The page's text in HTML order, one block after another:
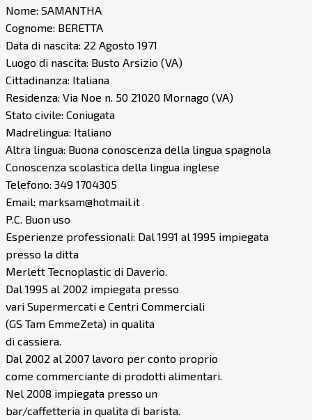
Nome: SAMANTHA
Cognome: BERETTA
Data di nascita: 22 Agosto 1971
Luogo di nascita: Busto Arsizio (VA)
Cittadinanza: Italiana
Residenza: Via Noe n. 50 21020 Mornago (VA)
Stato civile: Coniugata
Madrelingua: Italiano
Altra lingua: Buona conoscenza della lingua spagnola
Conoscenza scolastica della lingua inglese
Telefono: 349 1704305
Email: marksam@hotmail.it
P.C. Buon uso
Esperienze professionali: Dal 1991 al 1995 impiegata
presso la ditta
Merlett Tecnoplastic di Daverio.
Dal 1995 al 2002 impiegata presso
vari Supermercati e Centri Commerciali
(GS Tam EmmeZeta) in qualita
di cassiera.
Dal 2002 al 2007 lavoro per conto proprio
come commerciante di prodotti alimentari.
Nel 2008 impiegata presso un
bar/caffetteria in qualita di barista.